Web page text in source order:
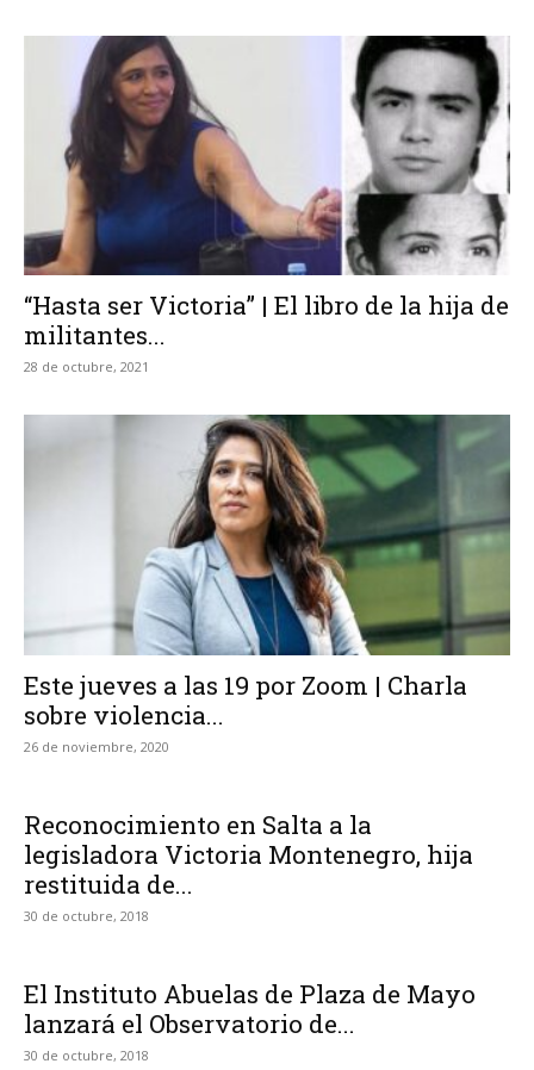
“Hasta ser Victoria” | El libro de la hija de
militantes...
28 de octubre, 2021
Este jueves a las 19 por Zoom | Charla
sobre violencia...
26 de noviembre, 2020
Reconocimiento en Salta a la
legisladora Victoria Montenegro, hija
restituida de...
30 de octubre, 2018
El Instituto Abuelas de Plaza de Mayo
lanzará el Observatorio de...
30 de octubre, 2018